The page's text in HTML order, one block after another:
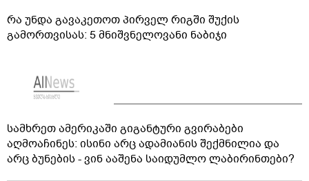
რა უნდა გავაკეთოთ პირველ რიგში შუქის
გამორთვისას: 5 მნიშვნელოვანი ნაბიჯი
სამხრეთ ამერიკაში გიგანტური გვირაბები
აღმოაჩინეს: ისინი არც ადამიანის შექმნილია და
არც ბუნების - ვინ ააშენა საიდუმლო ლაბირინთები?